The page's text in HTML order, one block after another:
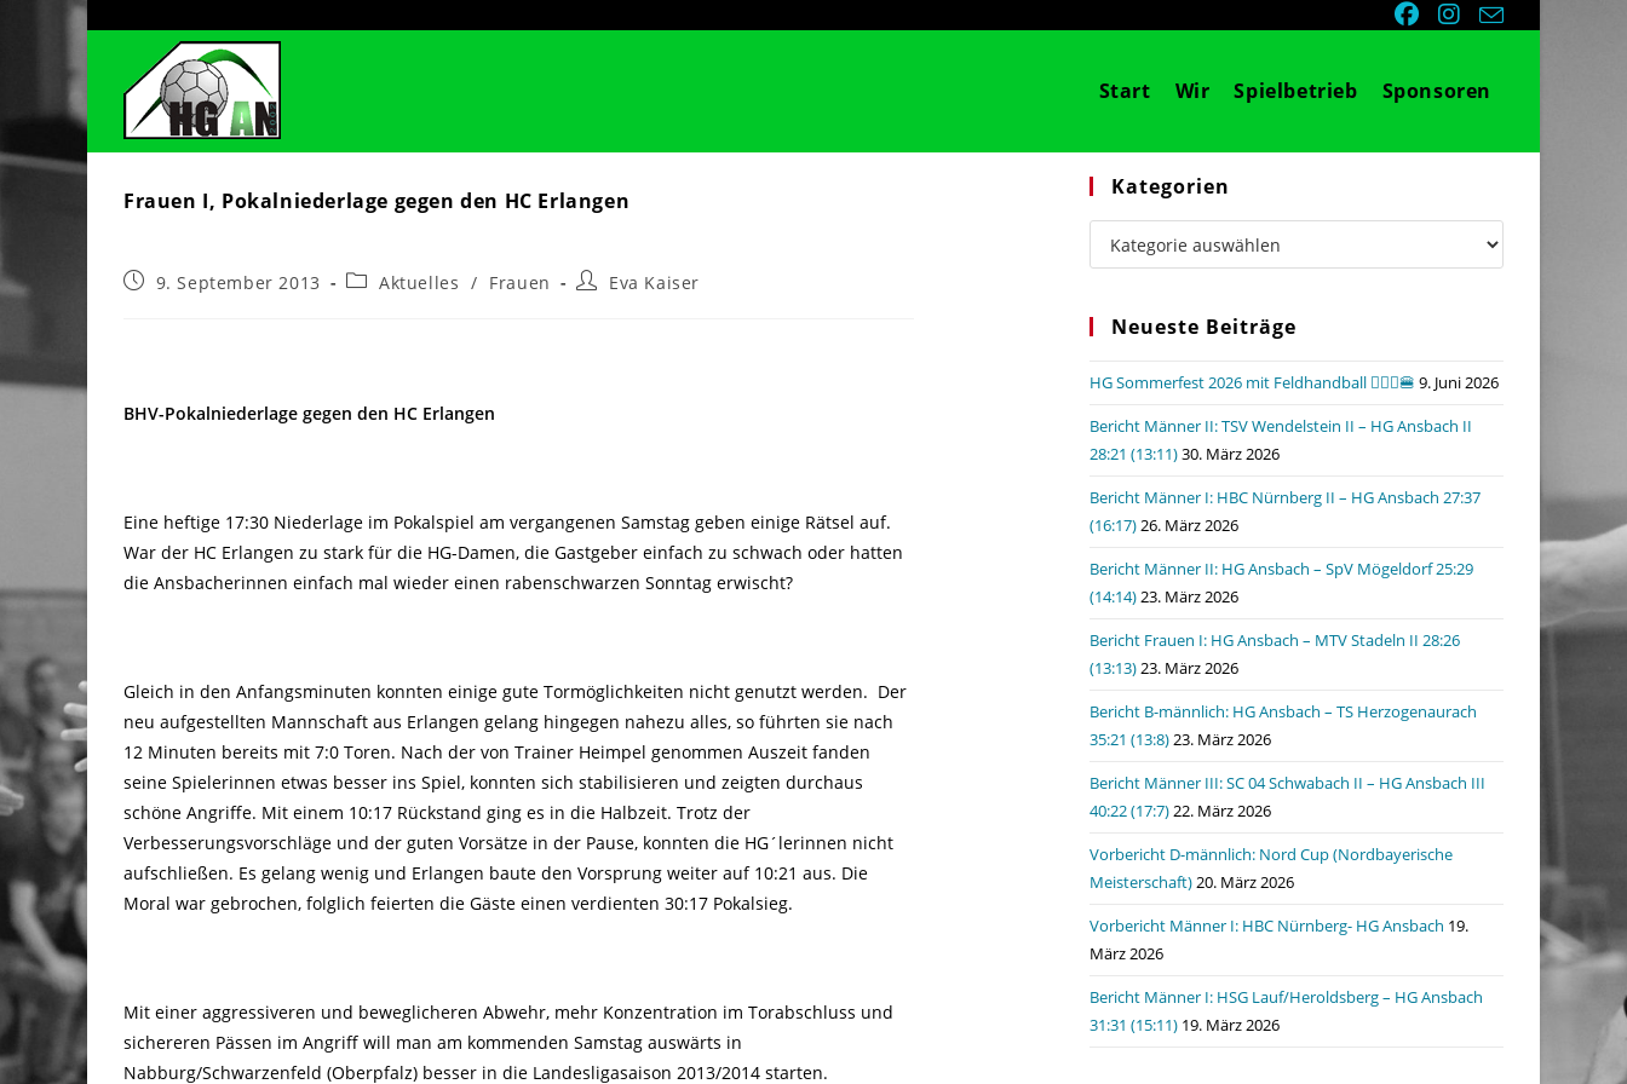
springen
Start Wir Spielbetrieb Sponsoren
Frauen I, Pokalniederlage gegen den HC Erlangen
Beitrag9. September 2013
Beitrags-
Aktuelles / Frauen
Beitrags-
Eva Kaiser
BHV-Pokalniederlage gegen den HC Erlangen
Eine heftige 17:30 Niederlage im Pokalspiel am vergangenen Samstag geben einige Rätsel auf.
War der HC Erlangen zu stark für die HG-Damen, die Gastgeber einfach zu schwach oder hatten
die Ansbacherinnen einfach mal wieder einen rabenschwarzen Sonntag erwischt?
Gleich in den Anfangsminuten konnten einige gute Tormöglichkeiten nicht genutzt werden. Der
neu aufgestellten Mannschaft aus Erlangen gelang hingegen nahezu alles, so führten sie nach
12 Minuten bereits mit 7:0 Toren. Nach der von Trainer Heimpel genommen Auszeit fanden
seine Spielerinnen etwas besser ins Spiel, konnten sich stabilisieren und zeigten durchaus
schöne Angriffe. Mit einem 10:17 Rückstand ging es in die Halbzeit. Trotz der
Verbesserungsvorschläge und der guten Vorsätze in der Pause, konnten die HG´lerinnen nicht
aufschließen. Es gelang wenig und Erlangen baute den Vorsprung weiter auf 10:21 aus. Die
Moral war gebrochen, folglich feierten die Gäste einen verdienten 30:17 Pokalsieg.
Mit einer aggressiveren und beweglicheren Abwehr, mehr Konzentration im Torabschluss und
sichereren Pässen im Angriff will man am kommenden Samstag auswärts in
Nabburg/Schwarzenfeld (Oberpfalz) besser in die Landesligasaison 2013/2014 starten.
Kategorien
Kategorien
Neueste Beiträge
HG Sommerfest 2026 mit Feldhandball 🤾🏼‍♂️🍔 9. Juni 2026
Bericht Männer II: TSV Wendelstein II – HG Ansbach II
28:21 (13:11)30. März 2026
Bericht Männer I: HBC Nürnberg II – HG Ansbach 27:37
(16:17)26. März 2026
Bericht Männer II: HG Ansbach – SpV Mögeldorf 25:29
(14:14)23. März 2026
Bericht Frauen I: HG Ansbach – MTV Stadeln II 28:26
(13:13)23. März 2026
Bericht B-männlich: HG Ansbach – TS Herzogenaurach
35:21 (13:8)23. März 2026
Bericht Männer III: SC 04 Schwabach II – HG Ansbach III
40:22 (17:7)22. März 2026
Vorbericht D-männlich: Nord Cup (Nordbayerische
Meisterschaft)20. März 2026
Vorbericht Männer I: HBC Nürnberg- HG Ansbach 19.
März 2026
Bericht Männer I: HSG Lauf/Heroldsberg – HG Ansbach
31:31 (15:11) 19. März 2026